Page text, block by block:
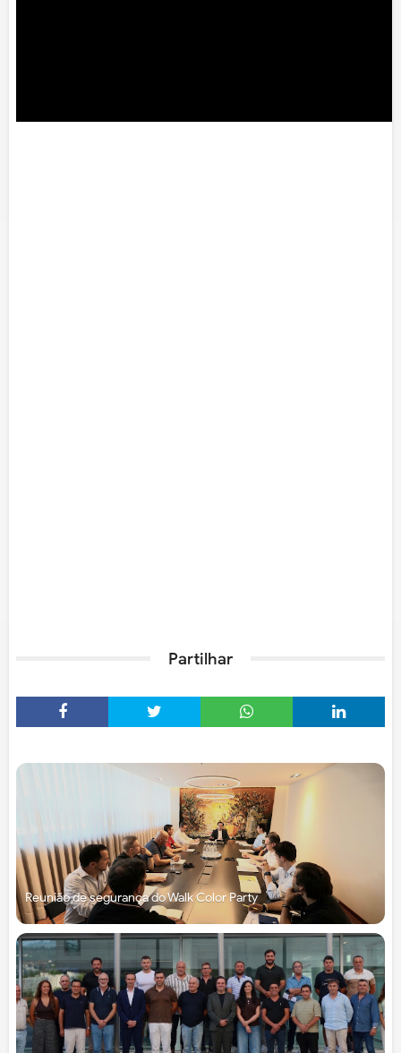
Partilhar
Reunião de segurança do Walk Color Party